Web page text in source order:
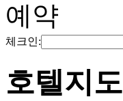
예약
체크인:
호텔지도